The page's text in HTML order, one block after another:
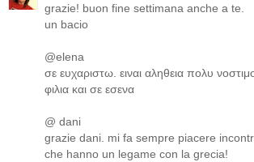
grazie! buon fine settimana anche a te.
un bacio
@elena
σε ευχαριστω. ειναι αληθεια πολυ
φιλια και σε εσενα
@ dani
grazie dani. mi fa sempre piacere
che hanno un legame con la grecia!